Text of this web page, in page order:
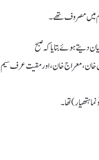
میں مصروف تھے۔
پولیس کو تحریری بیان دیتے ہوئے بتایا کہ صبح
فیاض خان، معراج خان، اور مقیت عرف سیم
ہتھیار) تھا۔